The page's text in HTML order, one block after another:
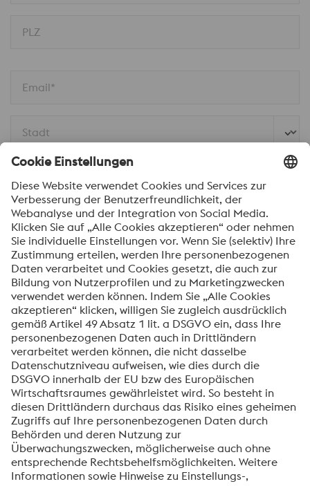
PLZ
Email*
Stadt
Telefonnummer
Land
Nachricht*
Senden
Anti-Roboter-Verifizierung
Hier klicken
FriendlyCaptcha ⇗
Über voestalpine Specialty Metals Europe